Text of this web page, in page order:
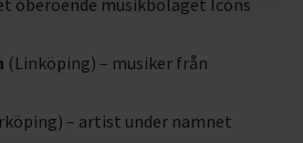
oberoende musikbolaget Icons
(Linköping) – musiker från
– artist under namnet